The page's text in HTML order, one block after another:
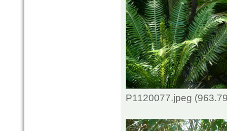
P1120077.jpeg